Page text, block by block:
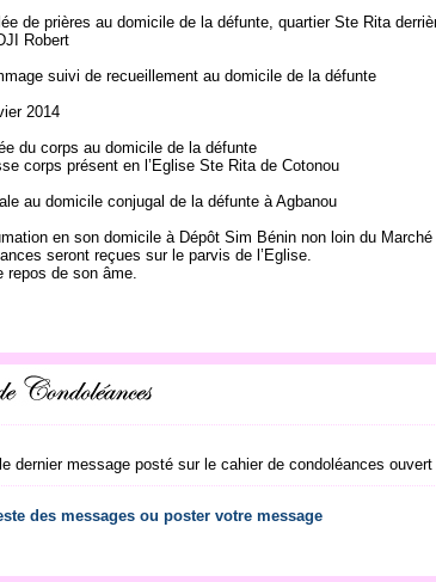
de prières au domicile de la défunte, quartier Ste Rita
Robert
suivi de recueillement au domicile de la défunte
2014
du corps au domicile de la défunte
corps présent en l’Eglise Ste Rita de Cotonou
au domicile conjugal de la défunte à Agbanou
en son domicile à Dépôt Sim Bénin non loin du
seront reçues sur le parvis de l’Eglise.
repos de son âme.
dernier message posté sur le cahier de condoléances
des messages ou poster votre message